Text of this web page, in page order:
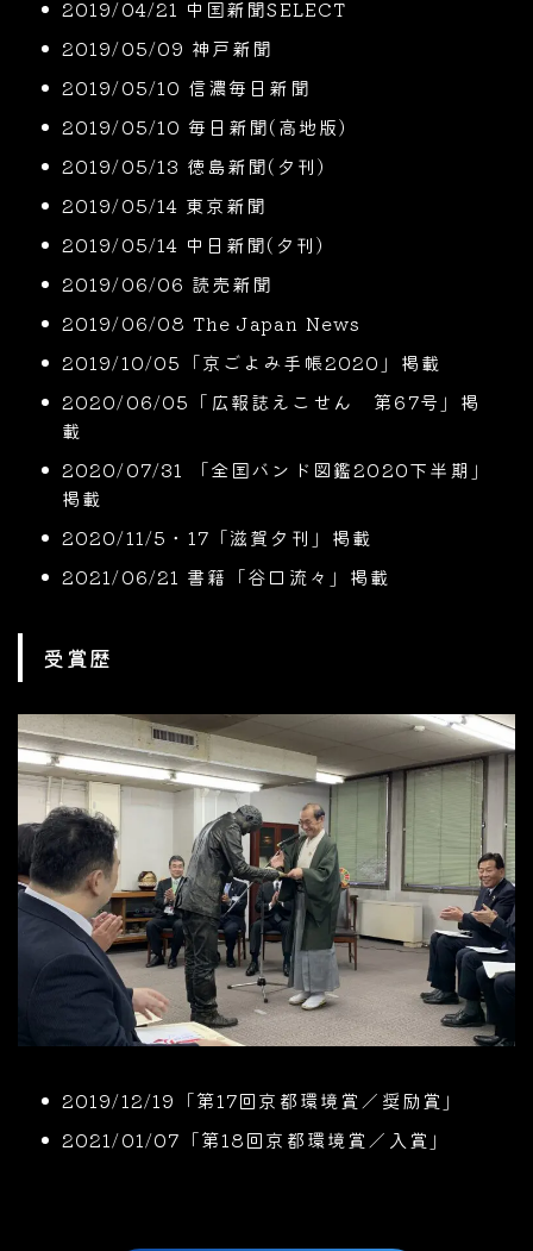
2019/04/21 中国新聞SELECT
2019/05/09 神戸新聞
2019/05/10 信濃毎日新聞
2019/05/10 毎日新聞(高地版)
2019/05/13 徳島新聞(夕刊)
2019/05/14 東京新聞
2019/05/14 中日新聞(夕刊)
2019/06/06 読売新聞
2019/06/08 The Japan News
2019/10/05「京ごよみ手帳2020」掲載
2020/06/05「広報誌えこせん 第67号」掲
載
2020/07/31 「全国バンド図鑑2020下半期」
掲載
2020/11/5・17「滋賀夕刊」掲載
2021/06/21 書籍「谷口流々」掲載
受賞歴
2019/12/19「第17回京都環境賞／奨励賞」
2021/01/07「第18回京都環境賞／入賞」